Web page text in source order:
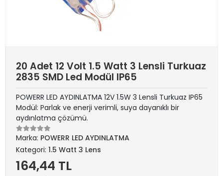
20 Adet 12 Volt 1.5 Watt 3 Lensli Turkuaz
2835 SMD Led Modül IP65
POWERR LED AYDINLATMA 12V 1.5W 3 Lensli Turkuaz IP65
Modül: Parlak ve enerji verimli, suya dayanıklı bir
aydınlatma çözümü.
Marka: POWERR LED AYDINLATMA
Kategori: 1.5 Watt 3 Lens
164,44 TL